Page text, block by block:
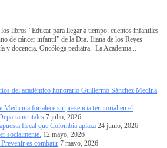
libros “Educar para llegar a tiempo: cuentos infantiles
de cáncer infantil” de la Dra. Iliana de los Reyes
y docencia. Oncóloga pediatra. La Academia...
del académico honorario Guillermo Sánchez Medina
Medicina fortalece su presencia territorial en el
7 julio, 2026
fiscal que Colombia aplaza 24 junio, 2026
socialmente. 12 mayo, 2026
es combatir 7 mayo, 2026